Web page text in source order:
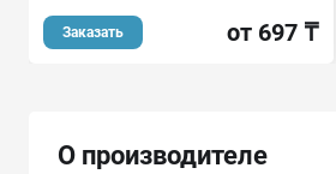
Заказать от 697 ₸
О производителе